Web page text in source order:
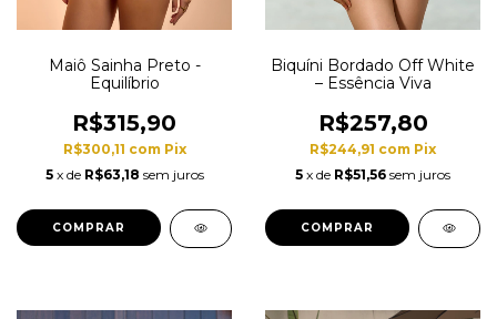
Maiô Sainha Preto -
Equilíbrio
R$315,90
R$300,11 com Pix
5 x de R$63,18 sem juros
COMPRAR
Biquíni Bordado Off White
– Essência Viva
R$257,80
R$244,91 com Pix
5 x de R$51,56 sem juros
COMPRAR